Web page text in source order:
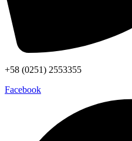
+58 (0251) 2553355
Facebook